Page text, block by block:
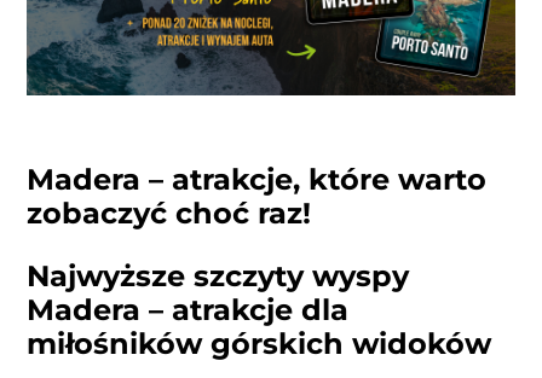
Madera – atrakcje, które warto
zobaczyć choć raz!
Najwyższe szczyty wyspy
Madera – atrakcje dla
miłośników górskich widoków